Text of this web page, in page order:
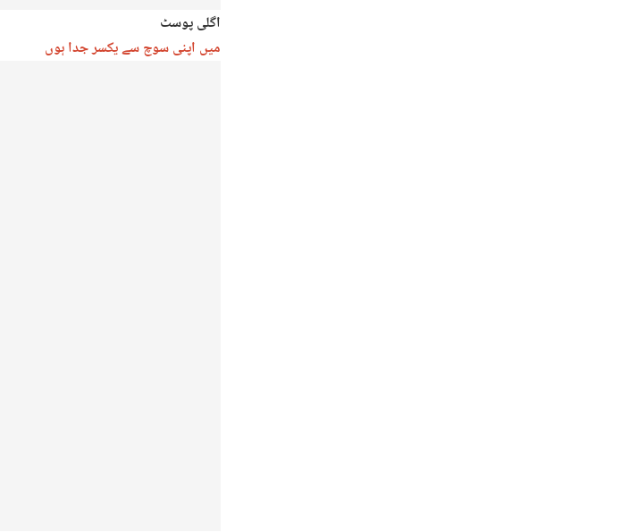
اگلی پوسٹ
میں اپنی سوچ سے یکسر جدا ہوں